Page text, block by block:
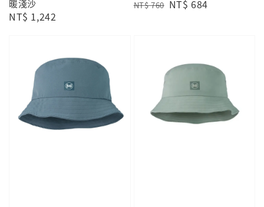
暖淺沙
Regular
NT$ 1,242
Regular
NT$ 760 Sale
NT$ 684